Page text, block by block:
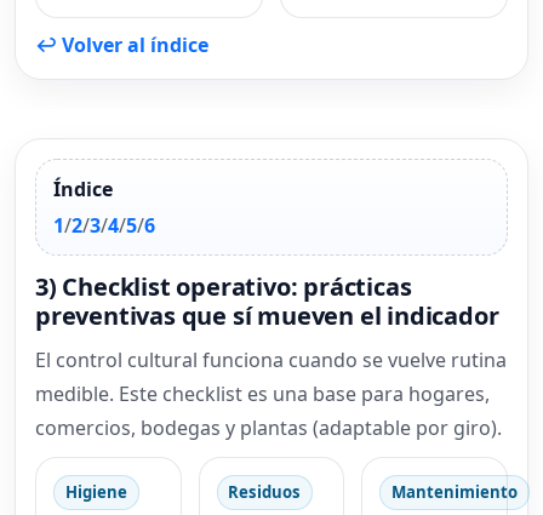
↩ Volver al índice
Índice
1/2/3/4/5/6
3) Checklist operativo: prácticas
preventivas que sí mueven el indicador
El control cultural funciona cuando se vuelve rutina
medible. Este checklist es una base para hogares,
comercios, bodegas y plantas (adaptable por giro).
Higiene Residuos Mantenimiento